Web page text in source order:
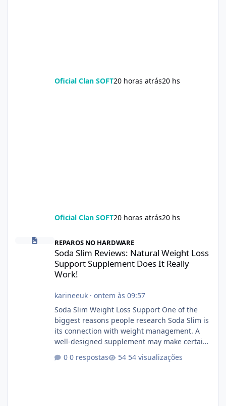
Oficial Clan SOFT20 horas atrás20 hs
Oficial Clan SOFT20 horas atrás20 hs
Soda Slim Reviews: Natural Weight Loss Support Supplement
REPAROS NO HARDWARE
Soda Slim Reviews: Natural Weight Loss
Support Supplement Does It Really
Work!
karineeuk· ontem às 09:57
Soda Slim Weight Loss Support One of the
biggest reasons people research Soda Slim is
its connection with weight management. A
well-designed supplement may make certain
aspects of a healthy routine easier to
maintain, depending on its ingredients and
0 respostas 54 visualizações